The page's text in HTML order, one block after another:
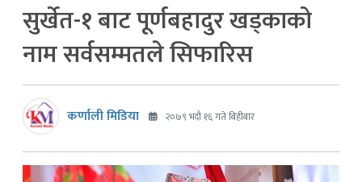
सुर्खेत-१ बाट पूर्णबहादुर खड्काको
नाम सर्वसम्मतले सिफारिस
कर्णाली मिडिया २०७९ भदौ १६ गते बिहीबार